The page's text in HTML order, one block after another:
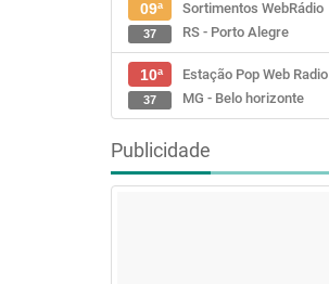
09ª
Sortimentos WebRádio
RS - Porto Alegre
37
10ª
Estação Pop Web Radio
MG - Belo horizonte
37
Publicidade